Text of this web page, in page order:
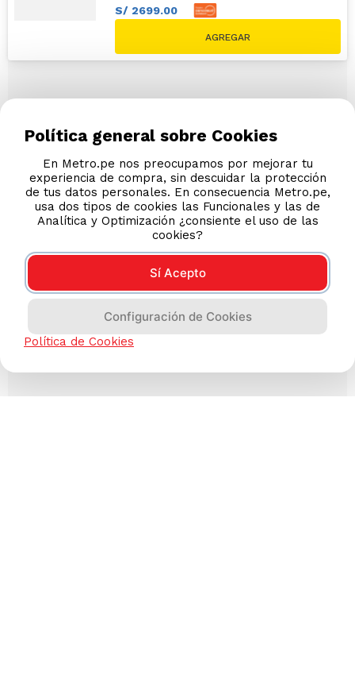
S/ 2699.00
S/
Política general sobre Cookies
En Metro.pe nos preocupamos por mejorar tu
experiencia de compra, sin descuidar la protección
de tus datos personales. En consecuencia Metro.pe,
usa dos tipos de cookies las Funcionales y las de
Analítica y Optimización ¿consiente el uso de las
cookies?
Sí Acepto
Configuración de Cookies
Política de Cookies